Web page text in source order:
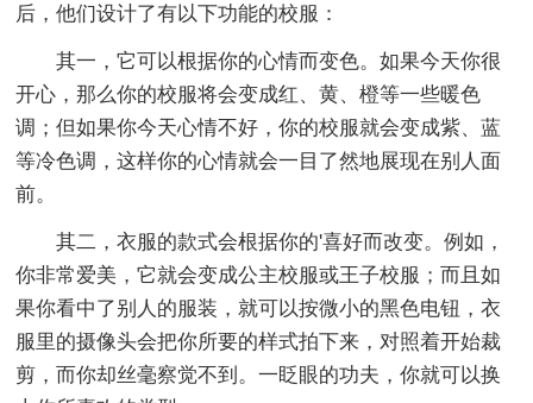
后，他们设计了有以下功能的校服：
其一，它可以根据你的心情而变色。如果今天你很
开心，那么你的校服将会变成红、黄、橙等一些暖色
调；但如果你今天心情不好，你的校服就会变成紫、蓝
等冷色调，这样你的心情就会一目了然地展现在别人面
前。
其二，衣服的款式会根据你的'喜好而改变。例如，
你非常爱美，它就会变成公主校服或王子校服；而且如
果你看中了别人的服装，就可以按微小的黑色电钮，衣
服里的摄像头会把你所要的样式拍下来，对照着开始裁
剪，而你却丝毫察觉不到。一眨眼的功夫，你就可以换